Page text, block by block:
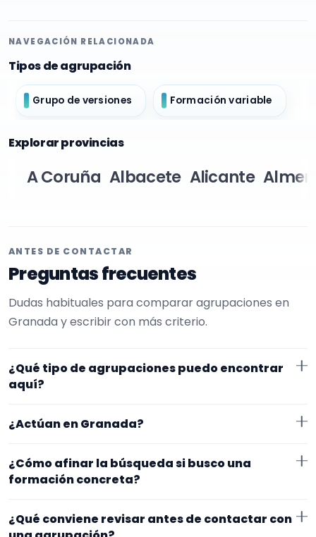
NAVEGACIÓN RELACIONADA
Tipos de agrupación
Grupo de versiones Formación variable
Explorar provincias
A Coruña Albacete Alicante
ANTES DE CONTACTAR
Preguntas frecuentes
Dudas habituales para comparar agrupaciones en
Granada y escribir con más criterio.
¿Qué tipo de agrupaciones puedo encontrar
aquí?
Aquí verás agrupaciones que trabajan para cócteles.
Conviene comparar repertorio, tamaño de la
¿Actúan en Granada?
trabajan en Granada. Algunos son de la zona y otros
exacto, horarios y posibles gastos.
¿Cómo afinar la búsqueda si busco una
formación concreta?
Empieza por el tipo de evento y la zona. Si ya sabes el
formato que te encaja, usa el filtro de tipo de
¿Qué conviene revisar antes de contactar con